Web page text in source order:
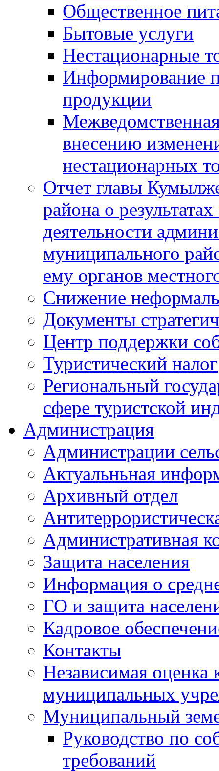
Общественное
Бытовые услуги
Нестационарные
Информирование
продукции
внесению
нестационарных
Отчет главы
района о
деятельности
муниципального
ему органов
Снижение
Документы
Центр поддержки
Туристический налог
Региональный
сфере туристской
Администрация
Администрации
Актуальньная
Архивный отдел
Административная
Защита населения
Информация о
ГО и защита
Кадровое
Контакты
Независимая оценка
муниципальных
Муниципальный
Руководство по
требований